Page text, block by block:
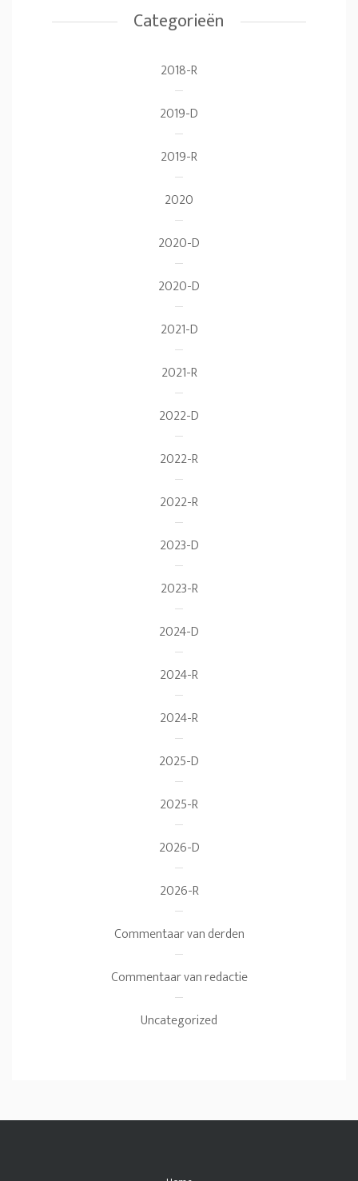
Categorieën
2018-R
2019-D
2019-R
2020
2020-D
2020-D
2021-D
2021-R
2022-D
2022-R
2022-R
2023-D
2023-R
2024-D
2024-R
2024-R
2025-D
2025-R
2026-D
2026-R
Commentaar van derden
Commentaar van redactie
Uncategorized